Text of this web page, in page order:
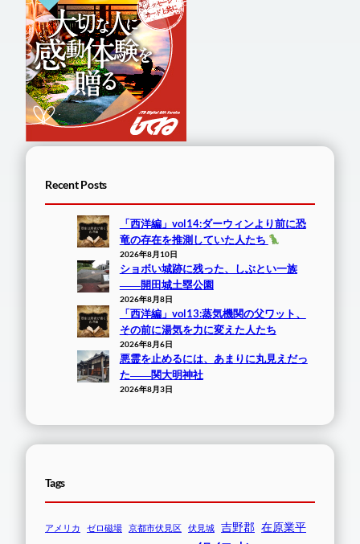
Recent Posts
「西洋編」vol14:ダーウィンより前に恐
竜の存在を推測していた人たち
2026年8月10日
ショボい城跡に残った、しぶとい一族
――開田城土塁公園
2026年8月8日
「西洋編」vol13:蒸気機関の父ワット、
その前に湯気を力に変えた人たち
2026年8月6日
悪霊を止めるには、あまりに丸見えだっ
た――関大明神社
2026年8月3日
Tags
アメリカ ゼロ磁場 京都市伏見区 伏見城 吉野郡 在原業平